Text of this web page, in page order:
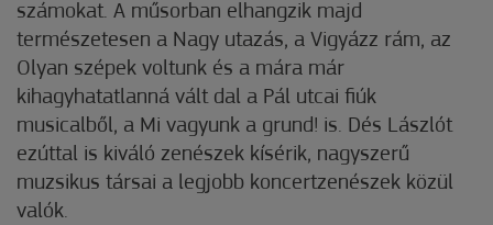
számokat. A műsorban elhangzik majd
természetesen a Nagy utazás, a Vigyázz rám, az
Olyan szépek voltunk és a mára már
kihagyhatatlanná vált dal a Pál utcai fiúk
musicalből, a Mi vagyunk a grund! is. Dés Lászlót
ezúttal is kiváló zenészek kísérik, nagyszerű
muzsikus társai a legjobb koncertzenészek közül
valók.